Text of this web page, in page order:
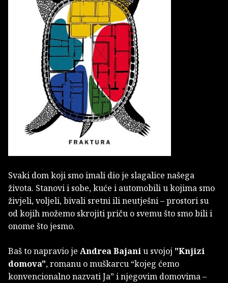
Svaki dom koji smo imali dio je slagalice našega
života. Stanovi i sobe, kuće i automobili u kojima smo
živjeli, voljeli, bivali sretni ili neutješni – prostori su
od kojih možemo skrojiti priču o svemu što smo bili i
onome što jesmo.
Baš to napravio je Andrea Bajaniu svojoj "Knjizi
domova", romanu o muškarcu “kojeg ćemo
konvencionalno nazvati Ja” i njegovim domovima –